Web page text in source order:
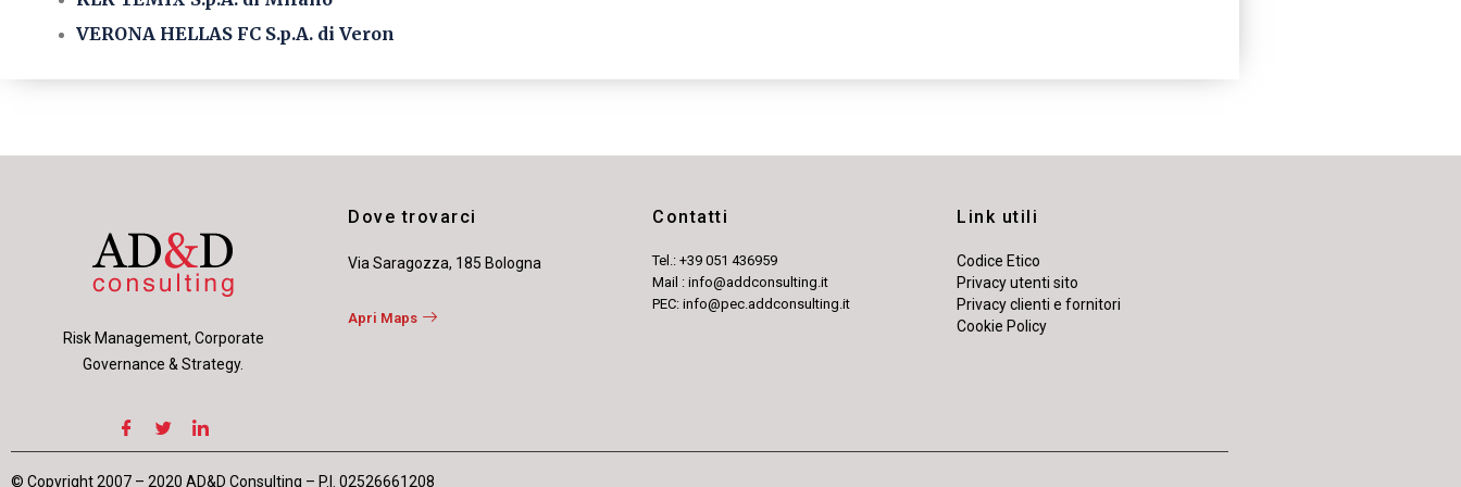
VERONA HELLAS FC S.p.A. di Veron
Risk Management, Corporate
Governance & Strategy.
Dove trovarci
Via Saragozza, 185 Bologna
Apri Maps
Contatti
Tel.: +39 051 436959
Mail : info@addconsulting.it
PEC: info@pec.addconsulting.it
Link utili
Codice Etico
Privacy utenti sito
Privacy clienti e fornitori
Cookie Policy
© Copyright 2007 – 2020 AD&D Consulting – P.I. 02526661208